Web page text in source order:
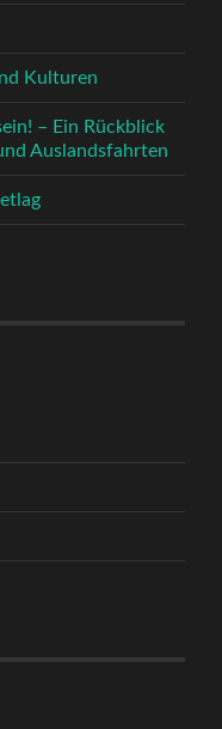
Kulturen
– Ein Rückblick
Auslandsfahrten